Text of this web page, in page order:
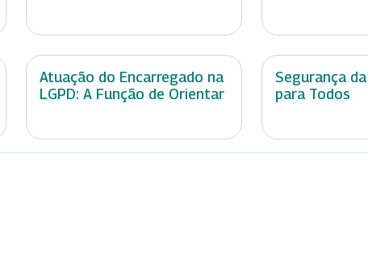
Atuação do Encarregado na
LGPD: A Função de Orientar
Segurança
para Todos